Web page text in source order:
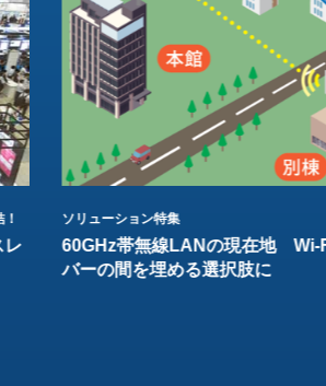
レ
ソリューション特集
60GHz帯無線LANの現在地 Wi-
バーの間を埋める選択肢に